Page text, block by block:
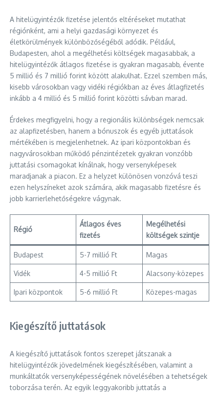
A hitelügyintézők fizetése jelentős eltéréseket mutathat
régiónként, ami a helyi gazdasági környezet és
életkörülmények különbözőségéből adódik. Például,
Budapesten, ahol a megélhetési költségek magasabbak, a
hitelügyintézők átlagos fizetése is gyakran magasabb, évente
5 millió és 7 millió forint között alakulhat. Ezzel szemben más,
kisebb városokban vagy vidéki régiókban az éves átlagfizetés
inkább a 4 millió és 5 millió forint közötti sávban marad.
Érdekes megfigyelni, hogy a regionális különbségek nemcsak
az alapfizetésben, hanem a bónuszok és egyéb juttatások
mértékében is megjelenhetnek. Az ipari központokban és
nagyvárosokban működő pénzintézetek gyakran vonzóbb
juttatási csomagokat kínálnak, hogy versenyképesek
maradjanak a piacon. Ez a helyzet különösen vonzóvá teszi
ezen helyszíneket azok számára, akik magasabb fizetésre és
jobb karrierlehetőségekre vágynak.
Régió
Átlagos éves
fizetés
Megélhetési
költségek szintje
Budapest 5-7 millió Ft Magas
Vidék 4-5 millió Ft Alacsony-közepes
Ipari központok 5-6 millió Ft Közepes-magas
Kiegészítő juttatások
A kiegészítő juttatások fontos szerepet játszanak a
hitelügyintézők jövedelmének kiegészítésében, valamint a
munkáltatók versenyképességének növelésében a tehetségek
toborzása terén. Az egyik leggyakoribb juttatás a